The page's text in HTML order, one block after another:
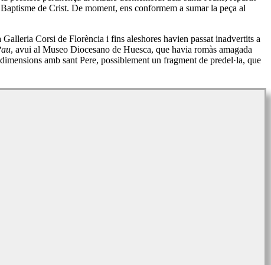
de Crist. De moment, ens conformem a sumar la peça al
Corsi de Florència i fins aleshores havien passat inadvertits a
, avui al Museo Diocesano de Huesca, que havia romàs amagada
amb sant Pere, possiblement un fragment de predel·la, que